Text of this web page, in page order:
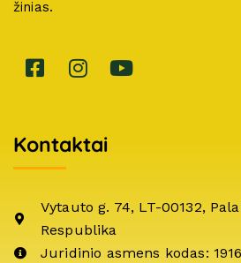
žinias.
Kontaktai
Vytauto g. 74, LT-00132,
Respublika
Juridinio asmens kodas: